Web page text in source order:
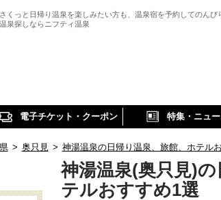
さくっと日帰り温泉を楽しみたい方も、温泉宿を予約してのんび
温泉探しならニフティ温泉
電子チケット・クーポン 特集・ニュ
> 奥只見 > 神湯温泉の日帰り温泉、旅館、ホテル
神湯温泉(奥只見)
テルおすすめ1選